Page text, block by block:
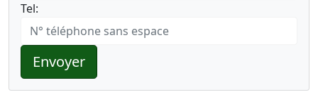
Tel:
Envoyer